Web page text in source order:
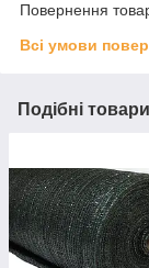
Повернення
Всі умови
Подібні